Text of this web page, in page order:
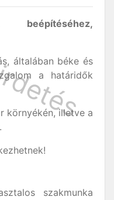
beépítéséhez,
általában béke és
a határidők
környékén, illetve a
szakmunka